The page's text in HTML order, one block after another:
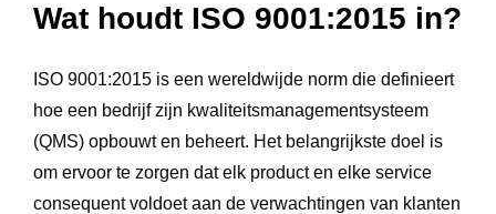
Wat houdt ISO 9001:2015 in?
ISO 9001:2015 is een wereldwijde norm die definieert
hoe een bedrijf zijn kwaliteitsmanagementsysteem
(QMS) opbouwt en beheert. Het belangrijkste doel is
om ervoor te zorgen dat elk product en elke service
consequent voldoet aan de verwachtingen van klanten